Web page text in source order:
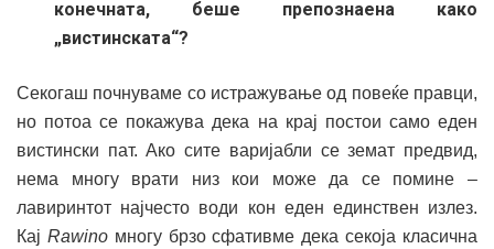
конечната, беше препознаена како
„вистинската“?
Секогаш почнуваме со истражување од повеќе правци,
но потоа се покажува дека на крај постои само еден
вистински пат. Ако сите варијабли се земат предвид,
нема многу врати низ кои може да се помине –
лавиринтот најчесто води кон еден единствен излез.
Кај Rawinoмногу брзо сфативме дека секоја класична